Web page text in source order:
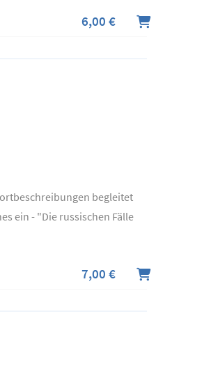
6,00 €
begleitet
ein - "Die russischen Fälle
7,00 €